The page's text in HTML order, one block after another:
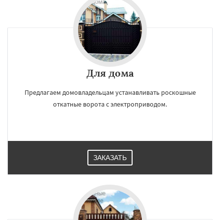
×
Электрогорск
Электроугли Яхрома
Белоомут Бобров
Для дома
Предлагаем домовладельцам устанавливать роскошные
откатные ворота с электроприводом.
ЗАКАЗАТЬ
УЗНАТЬ ПОДРОБНЕЕ ×